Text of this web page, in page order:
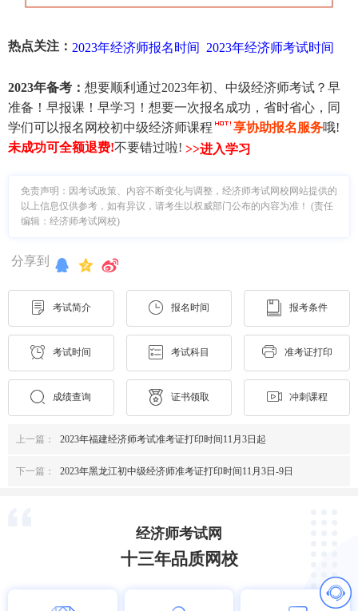
热点关注： 2023年经济师报名时间 2023年经济师考试时间
2023年备考： 想要顺利通过2023年初、中级经济师考试？早
准备！早报课！早学习！想要一次报名成功，省时省心，同
学们可以报名网校初中级经济师课程
享协助报名服务哦!
未成功可全额退费!不要错过啦! >>进入学习
免责声明：因考试政策、内容不断变化与调整，经济师考试网校网站提供的
以上信息仅供参考，如有异议，请考生以权威部门公布的内容为准！ (责任
编辑：经济师考试网校)
分享到
考试简介 报名时间 报考条件
考试时间 考试科目 准考证打印
成绩查询 证书领取 冲刺课程
上一篇： 2023年福建经济师考试准考证打印时间11月3日起
下一篇： 2023年黑龙江初中级经济师准考证打印时间11月3日-9日
经济师考试网
十三年品质网校